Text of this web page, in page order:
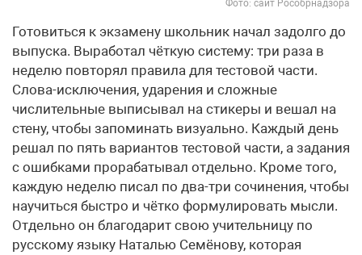
Фото: сайт Рособрнадзора
Готовиться к экзамену школьник начал задолго до
выпуска. Выработал чёткую систему: три раза в
неделю повторял правила для тестовой части.
Слова-исключения, ударения и сложные
числительные выписывал на стикеры и вешал на
стену, чтобы запоминать визуально. Каждый день
решал по пять вариантов тестовой части, а задания
с ошибками прорабатывал отдельно. Кроме того,
каждую неделю писал по два-три сочинения, чтобы
научиться быстро и чётко формулировать мысли.
Отдельно он благодарит свою учительницу по
русскому языку Наталью Семёнову, которая